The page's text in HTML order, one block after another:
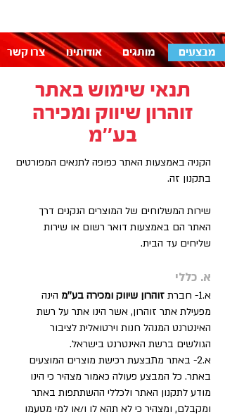
צרו קשר אודותינו מותגים מבצעים
הקניה באמצעות האתר כפופה לתנאים המפורטים
בתקנון זה.
שירות המשלוחים של המוצרים הנקנים דרך
האתר הם באמצעות דואר רשום או שירות
שליחים עד הבית.
א. כללי
א.1- חברת זוהרון שיווק ומכירה בע''מ הינה
מפעילת אתר זוהרון, אשר הינו אתר על רשת
האינטרנט המנהל חנות וירטואלית לציבור
הגולשים ברשת האינטרנט בישראל.
א.2- באתר מתבצעת רכישת מוצרים המוצעים
באתר. כל המבצע פעולה כאמור מצהיר כי הינו
מודע לתקנון האתר ולכללי ההשתתפות באתר
ומקבלם, ומצהיר כי לא תהא לו ו/או למי מטעמו
תנאי שימוש באתר
זוהרון שיווק ומכירה
בע''מ